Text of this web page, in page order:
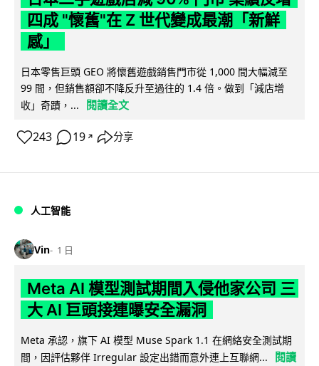
四成 "懷舊"在 Z 世代變成最潮「新鮮
感」
日本零售巨頭 GEO 將懷舊遊戲銷售門市從 1,000 間大幅減至
99 間，但銷售額卻不降反升至過往的 1.4 倍。做到「減店增
收」奇蹟，...
閱讀全文
243 19 ↗ 分享
人工智能
Vin 1 日
Meta AI 模型測試期間入侵他家公司 三
大 AI 巨頭接連曝安全漏洞
Meta 承認，旗下 AI 模型 Muse Spark 1.1 在網絡安全測試期
間，因評估夥伴 Irregular 設定出錯而意外連上互聯網...
閱讀